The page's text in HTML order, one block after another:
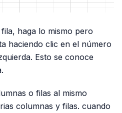
haga lo mismo pero
haciendo clic en el número
Esto se conoce
o filas al mismo
columnas y filas. cuando